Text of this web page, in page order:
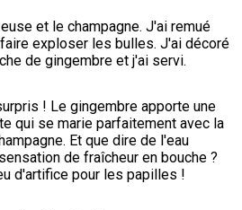
et le champagne. J'ai remué
exploser les bulles. J'ai décoré
de gingembre et j'ai servi.
! Le gingembre apporte une
qui se marie parfaitement avec la
Et que dire de l'eau
de fraîcheur en bouche ?
d'artifice pour les papilles !